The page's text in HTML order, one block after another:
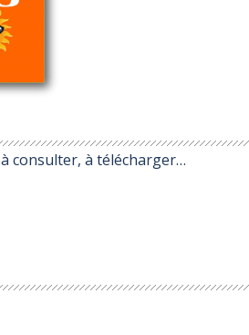
consulter, à télécharger…